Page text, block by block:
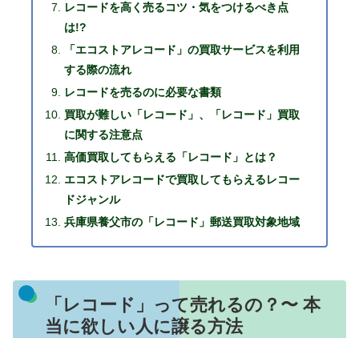
レコードを高く売るコツ・気をつけるべき点
は!?
「エコストアレコード」の買取サービスを利用
する際の流れ
レコードを売るのに必要な書類
買取が難しい「レコード」、「レコード」買取
に関する注意点
高価買取してもらえる「レコード」とは？
エコストアレコードで買取してもらえるレコー
ドジャンル
兵庫県養父市の「レコード」郵送買取対象地域
「レコード」って売れるの？〜 本
当に欲しい人に譲る方法